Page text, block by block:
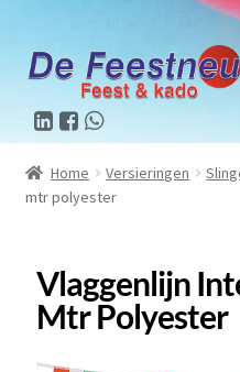
Home Versieringen
mtr polyester
Vlaggenlijn
Mtr Polyester